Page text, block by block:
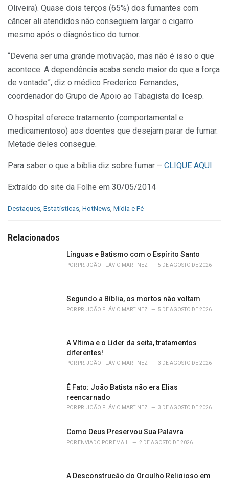
Oliveira). Quase dois terços (65%) dos fumantes com
câncer ali atendidos não conseguem largar o cigarro
mesmo após o diagnóstico do tumor.
“Deveria ser uma grande motivação, mas não é isso o que
acontece. A dependência acaba sendo maior do que a força
de vontade”, diz o médico Frederico Fernandes,
coordenador do Grupo de Apoio ao Tabagista do Icesp.
O hospital oferece tratamento (comportamental e
medicamentoso) aos doentes que desejam parar de fumar.
Metade deles consegue.
Para saber o que a bíblia diz sobre fumar – CLIQUE AQUI
Extraído do site da Folhe em 30/05/2014
C
e
Destaques Estatísticas HotNews Mídia e Fé
Relacionados
Línguas e Batismo com o Espírito Santo
POR PR. JOÃO FLÁVIO MARTINEZ 5 DE AGOSTO DE 2026
Segundo a Bíblia, os mortos não voltam
POR PR. JOÃO FLÁVIO MARTINEZ 5 DE AGOSTO DE 2026
A Vítima e o Líder da seita, tratamentos
diferentes!
POR PR. JOÃO FLÁVIO MARTINEZ 3 DE AGOSTO DE 2026
É Fato: João Batista não era Elias
reencarnado
POR PR. JOÃO FLÁVIO MARTINEZ 3 DE AGOSTO DE 2026
Como Deus Preservou Sua Palavra
POR ENVIADO POR EMAIL 2 DE AGOSTO DE 2026
A Desconstrução do Orgulho Religioso em